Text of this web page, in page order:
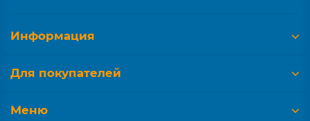
Информация
Для покупателей
Меню